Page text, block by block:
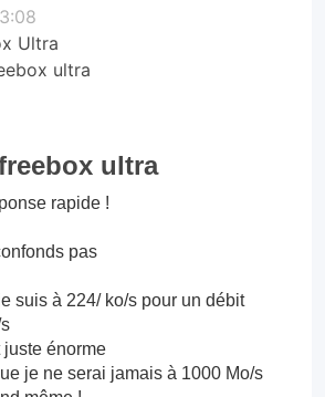
Ultra
ultra
ultra
rapide !
pas
suis à 224/ ko/s pour un débit
juste énorme
je ne serai jamais à 1000 Mo/s